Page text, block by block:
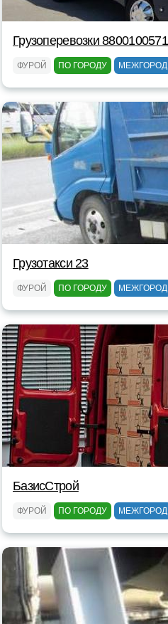
Грузоперевозки
ФУРОЙ ПО ГОРОДУ МЕЖГОРОД
Грузотакси 23
ФУРОЙ ПО ГОРОДУ МЕЖГОРОД
БазисСтрой
ФУРОЙ ПО ГОРОДУ МЕЖГОРОД